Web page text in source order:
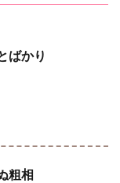
ばかり
粗相